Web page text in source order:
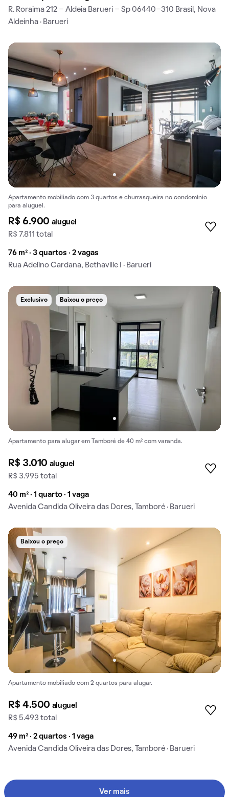
R. Roraima 212 - Aldeia Barueri - Sp 06440-310 Brasil, Nova
Aldeinha · Barueri
Apartamento mobiliado com 3 quartos e churrasqueira no condomínio
para aluguel.
R$ 6.900 aluguel
R$ 7.811 total
76 m² · 3 quartos · 2 vagas
Rua Adelino Cardana, Bethaville I · Barueri
Exclusivo Baixou o preço
Apartamento para alugar em Tamboré de 40 m² com varanda.
R$ 3.010 aluguel
R$ 3.995 total
40 m² · 1 quarto · 1 vaga
Avenida Candida Oliveira das Dores, Tamboré · Barueri
Baixou o preço
Apartamento mobiliado com 2 quartos para alugar.
R$ 4.500 aluguel
R$ 5.493 total
49 m² · 2 quartos · 1 vaga
Avenida Candida Oliveira das Dores, Tamboré · Barueri
Ver mais